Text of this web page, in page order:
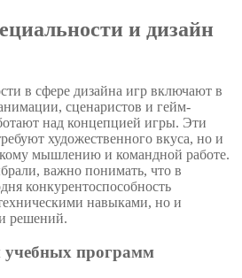
и дизайн
в сфере дизайна игр включают в
сценаристов и гейм-
над концепцией игры. Эти
художественного вкуса, но и
мышлению и командной работе.
важно понимать, что в
конкурентоспособность
навыками, но и
решений.
программ